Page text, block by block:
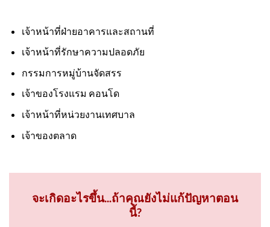
เจ้าหน้าที่ฝ่ายอาคารและสถานที่
เจ้าหน้าที่รักษาความปลอดภัย
กรรมการหมู่บ้านจัดสรร
เจ้าของโรงแรม คอนโด
เจ้าหน้าที่หน่วยงานเทศบาล
เจ้าของตลาด
จะเกิดอะไรขึ้น...ถ้าคุณยังไม่แก้ปัญหาตอน
นี้?